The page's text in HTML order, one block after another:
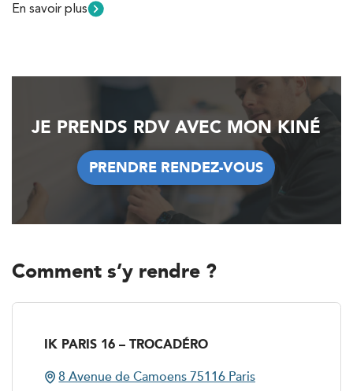
En savoir plus
JE PRENDS RDV AVEC MON KINÉ
PRENDRE RENDEZ-VOUS
PRENDRE RENDEZ-VOUS
Comment s’y rendre ?
IK PARIS 16 – TROCADÉRO
8 Avenue de Camoens 75116 Paris